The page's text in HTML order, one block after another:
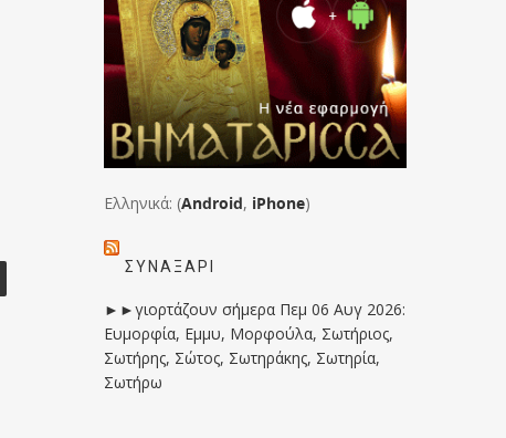
Ελληνικά: (Android, iPhone)
ΣΥΝΑΞΆΡΙ
►►γιορτάζουν σήμερα Πεμ 06 Αυγ 2026:
Ευμορφία, Εμμυ, Μορφούλα, Σωτήριος,
Σωτήρης, Σώτος, Σωτηράκης, Σωτηρία,
Σωτήρω